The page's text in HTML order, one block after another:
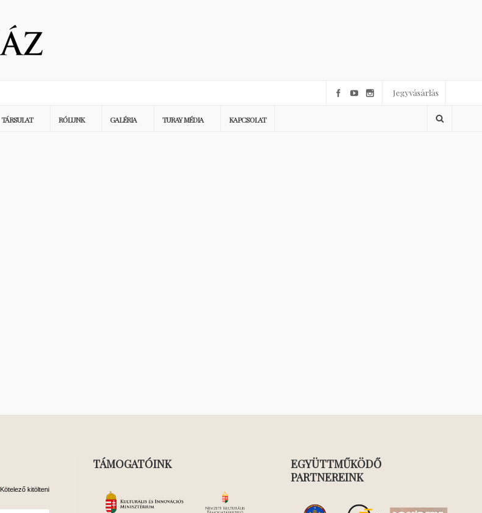
Jegyvásárlás
TÁRSULAT RÓLUNK GALÉRIA TURAY MÉDIA KAPCSOLAT
Kötelező kitölteni
TÁMOGATÓINK
EGYÜTTMŰKÖDŐ
PARTNEREINK